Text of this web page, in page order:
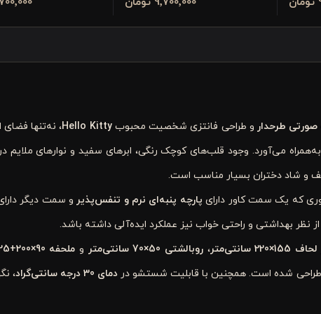
طرحدار و طراحی فانتزی شخصیت محبوبHello Kitty، نه‌تنها فضای
می‌آورد. وجود قلب‌های کوچک رنگی، ابرهای سفید و نوارهای ملایم
و شاد دختران بسیار مناسب است.
که یک سمت کاور دارای پارچه پنبه‌ای نرم و تنفس‌پذیر و سمت دیگر
بهداشتی و راحتی خواب نیز عملکرد ایده‌آلی داشته باشد.
سانتی‌متر ، روبالشتی 50×70 سانتی‌متر و ملحفه 90×200+25 سانتی‌متر
طراحی شده است. همچنین با قابلیت شستشو در دمای 30 درجه سانتی‌گراد
،